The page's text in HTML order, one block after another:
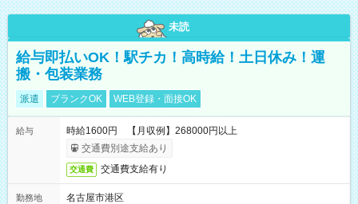
未読
給与即払いOK！駅チカ！高時給！土日休み！運
搬・包装業務
派遣 ブランクOK WEB登録・面接OK
給与
時給1600円 【月収例】268000円以上
交通費別途支給あり
交通費 交通費支給有り
勤務地
名古屋市港区